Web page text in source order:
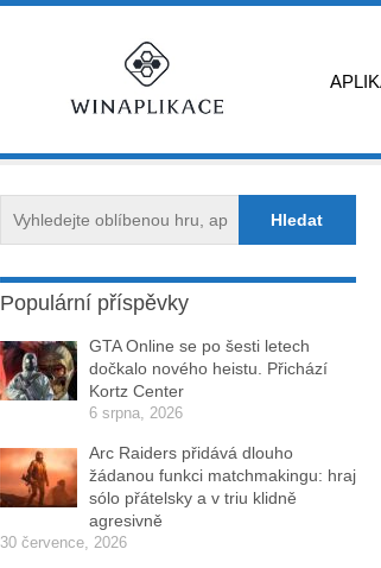
Populární příspěvky
GTA Online se po šesti letech
dočkalo nového heistu. Přichází
Kortz Center
6 srpna, 2026
Arc Raiders přidává dlouho
žádanou funkci matchmakingu: hraj
sólo přátelsky a v triu klidně
agresivně
30 července, 2026